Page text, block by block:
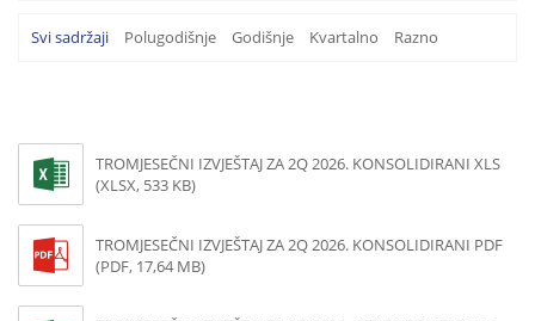
Svi sadržaji Polugodišnje Godišnje Kvartalno Razno
TROMJESEČNI IZVJEŠTAJ ZA 2Q 2026. KONSOLIDIRANI XLS
(XLSX, 533 KB)
TROMJESEČNI IZVJEŠTAJ ZA 2Q 2026. KONSOLIDIRANI PDF
(PDF, 17,64 MB)